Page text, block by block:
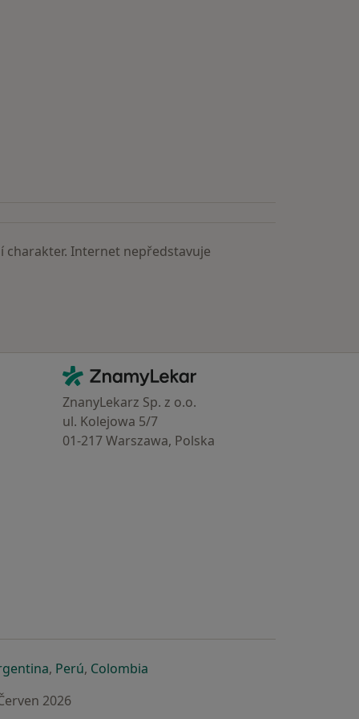
charakter. Internet nepředstavuje
Kontakt
ZnamyLekar - Hlavní stránka
ZnanyLekarz Sp. z o.o.
ul. Kolejowa 5/7
01-217 Warszawa, Polska
záložce
nové záložce
v nové záložce
se otevře v nové záložce
, Perúse otevře v nové záložce
, Colombiase otevře v nové záložce
2026